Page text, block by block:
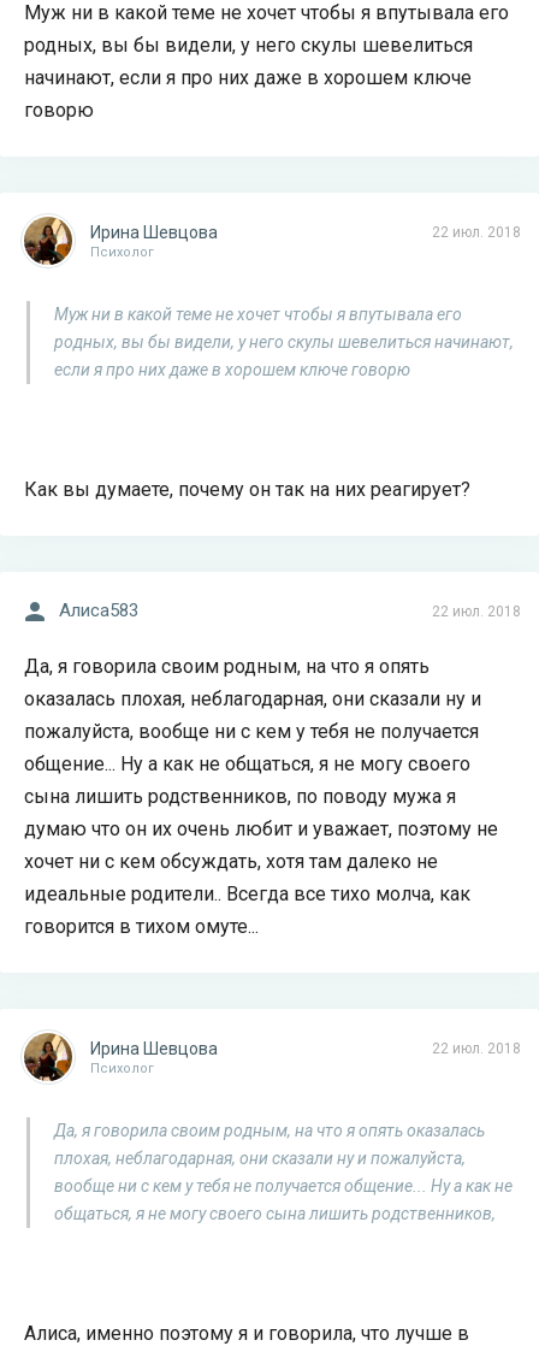
Муж ни в какой теме не хочет чтобы я впутывала его
родных, вы бы видели, у него скулы шевелиться
начинают, если я про них даже в хорошем ключе
говорю
22 июл. 2018
Ирина Шевцова
Психолог
Муж ни в какой теме не хочет чтобы я впутывала его
родных, вы бы видели, у него скулы шевелиться начинают,
если я про них даже в хорошем ключе говорю
Как вы думаете, почему он так на них реагирует?
22 июл. 2018
Алиса583
Да, я говорила своим родным, на что я опять
оказалась плохая, неблагодарная, они сказали ну и
пожалуйста, вообще ни с кем у тебя не получается
общение... Ну а как не общаться, я не могу своего
сына лишить родственников, по поводу мужа я
думаю что он их очень любит и уважает, поэтому не
хочет ни с кем обсуждать, хотя там далеко не
идеальные родители.. Всегда все тихо молча, как
говорится в тихом омуте...
22 июл. 2018
Ирина Шевцова
Психолог
Да, я говорила своим родным, на что я опять оказалась
плохая, неблагодарная, они сказали ну и пожалуйста,
вообще ни с кем у тебя не получается общение... Ну а как не
общаться, я не могу своего сына лишить родственников,
Алиса, именно поэтому я и говорила, что лучше в